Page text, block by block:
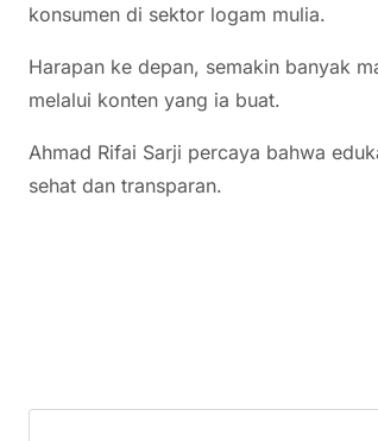
konsumen di sektor logam mulia.
Harapan ke depan, semakin banyak
melalui konten yang ia buat.
Ahmad Rifai Sarji percaya bahwa
sehat dan transparan.